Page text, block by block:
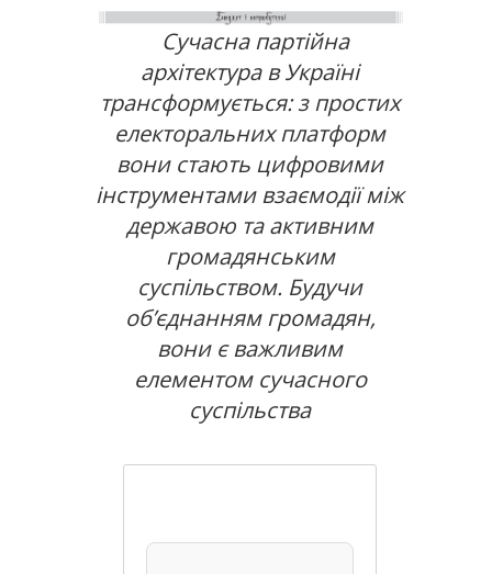
Сучасна партійна
архітектура в Україні
трансформується: з простих
електоральних платформ
вони стають цифровими
інструментами взаємодії між
державою та активним
громадянським
суспільством. Будучи
об’єднанням громадян,
вони є важливим
елементом сучасного
суспільства